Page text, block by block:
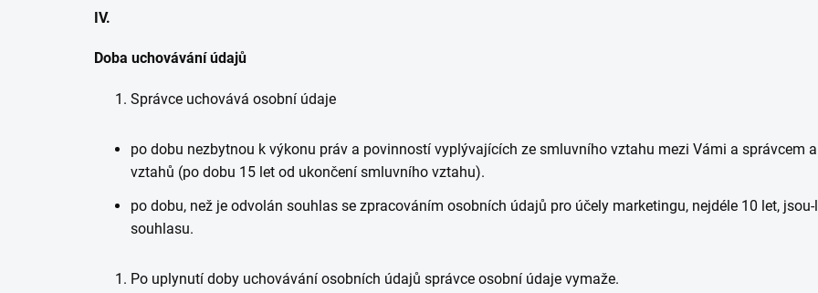
IV.
Doba uchovávání údajů
Správce uchovává osobní údaje
po dobu nezbytnou k výkonu práv a povinností vyplývajících ze smluvního vztahu mezi Vámi a správcem
vztahů (po dobu 15 let od ukončení smluvního vztahu).
po dobu, než je odvolán souhlas se zpracováním osobních údajů pro účely marketingu, nejdéle 10 let,
souhlasu.
Po uplynutí doby uchovávání osobních údajů správce osobní údaje vymaže.